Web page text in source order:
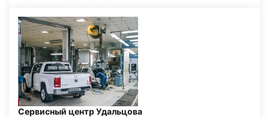
Сервисный центр Удальцова